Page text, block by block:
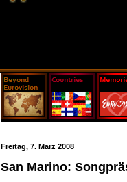
Freitag, 7. März 2008
San Marino: